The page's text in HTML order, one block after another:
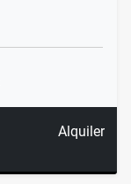
Alquiler